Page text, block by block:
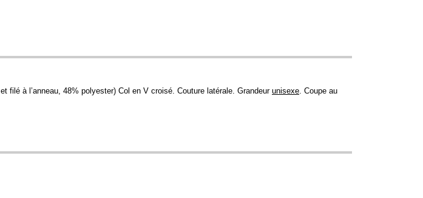
et filé à l’anneau, 48% polyester) Col en V croisé. Couture latérale. Grandeur unisexe . Coupe au